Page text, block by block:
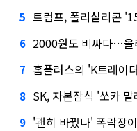
5 트럼프, 폴리실리콘
6 2000원도 비싸다…올리
7 홈플러스의 'K트레이
8 SK, 자본잠식 '쏘카
9 '괜히 바꿨나' 폭락장이